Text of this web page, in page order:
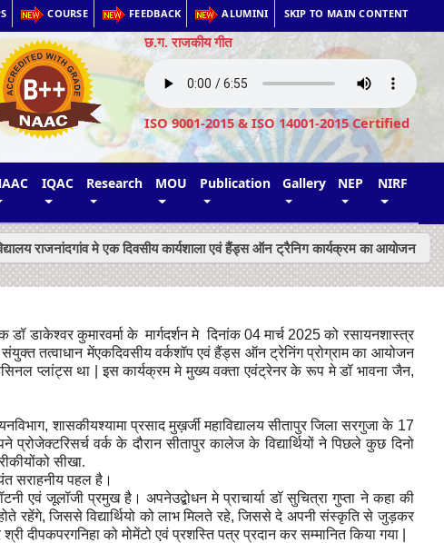
COURSE FEEDBACK ALUMINI SKIP TO MAIN CONTENT
छ.ग. राजकीय गीत
ISO 9001-2015 & ISO 14001-2015 Certified
IQAC Research MOU Publication Gallery NEP NIRF
राजनांदगांव मे एक दिवसीय कार्यशाला एवं हैंड्स ऑन ट्रैनिग कार्यक्रम का आयोजन
डाकेश्वर कुमारवर्मा के मार्गदर्शन मे दिनांक04मार्च 2025को रसायनशास्त्र
तत्वाधान मेंएकदिवसीय वर्कशॉप एवं हैंड्स ऑन ट्रेनिंग प्रोग्राम का आयोजन
प्लांट्स था |इस कार्यक्रम मे मुख्य वक्ता एवंट्रेनर के रूप मे डॉ भावना जैन,
,शासकीयश्यामा प्रसाद मुख़र्जी महाविद्यालय सीतापुर जिला सरगुजा के 17
वर्क के दौरान सीतापुर कालेज के विद्यार्थियों ने पिछले कुछ दिनो
सीखा.
सराहनीय पहल है।
एवं जूलॉजी प्रमुख है। अपनेउद्बोधन मे प्राचार्या डॉ सुचित्रा गुप्ता ने कहा की
रहेंगे,जिससे विद्यार्थियो को लाभ मिलते रहे,जिससे दे अपनी संस्कृति से जुड़कर
दीपकपरगनिहा को मोमेंटो एवं प्रशस्ति पत्र प्रदान कर सम्मानित किया गया